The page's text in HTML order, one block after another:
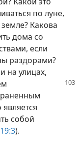
по луне,
Какова
дома со
если
раздорами?
на улицах,
собой
).